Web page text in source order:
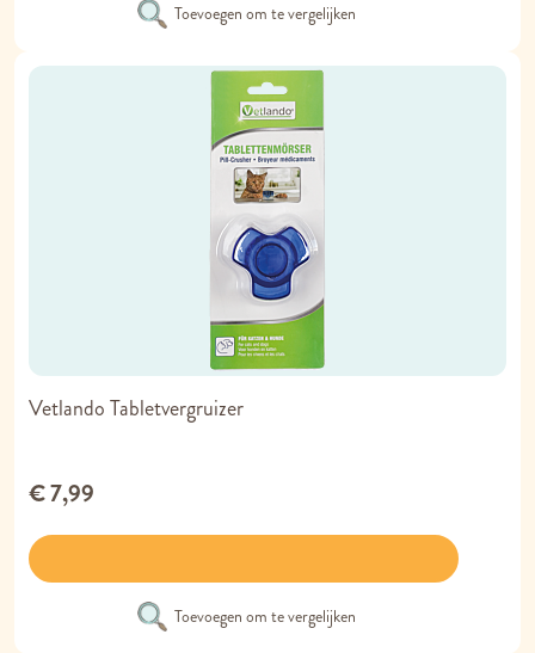
Toevoegen om te vergelijken
Vetlando Tabletvergruizer
€ 7,99
Toevoegen om te vergelijken